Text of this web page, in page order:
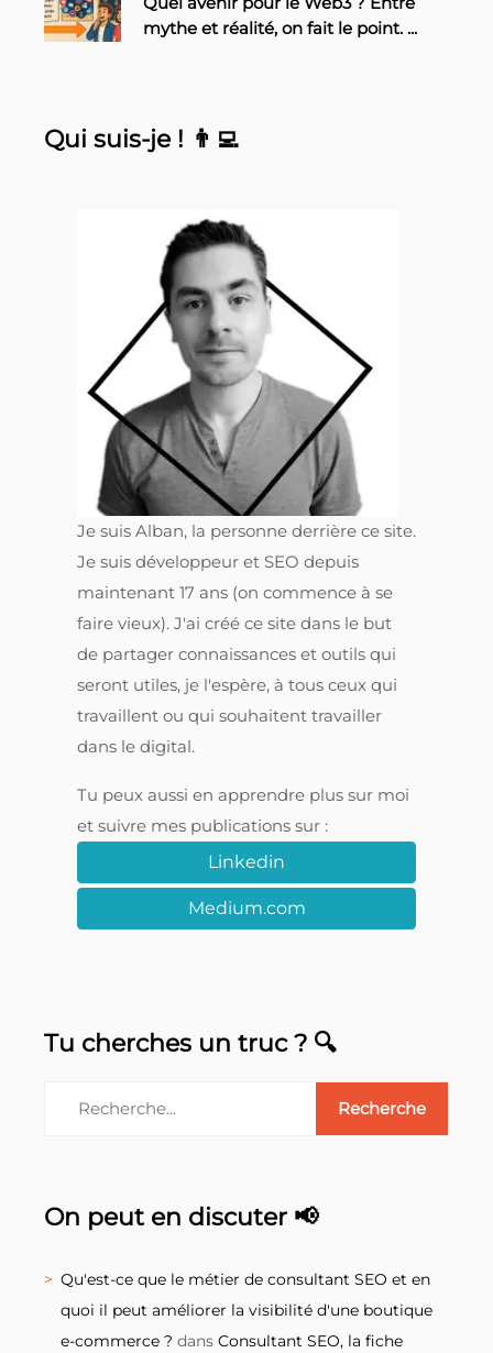
mythe et réalité, on fait le point. ...
Qui suis-je ! 👨‍💻
Je suis Alban, la personne derrière ce site.
Je suis développeur et SEO depuis
maintenant 17 ans (on commence à se
faire vieux). J'ai créé ce site dans le but
de partager connaissances et outils qui
seront utiles, je l'espère, à tous ceux qui
travaillent ou qui souhaitent travailler
dans le digital.
Tu peux aussi en apprendre plus sur moi
et suivre mes publications sur :
Linkedin
Medium.com
Tu cherches un truc ? 🔍
On peut en discuter 📢
Qu'est-ce que le métier de consultant SEO et en
quoi il peut améliorer la visibilité d'une boutique
e-commerce ? dans Consultant SEO, la fiche